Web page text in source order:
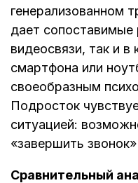
генерализованном
дает сопоставимые
видеосвязи, так и в
смартфона или
своеобразным
Подросток
ситуацией:
«завершить
Сравнительный